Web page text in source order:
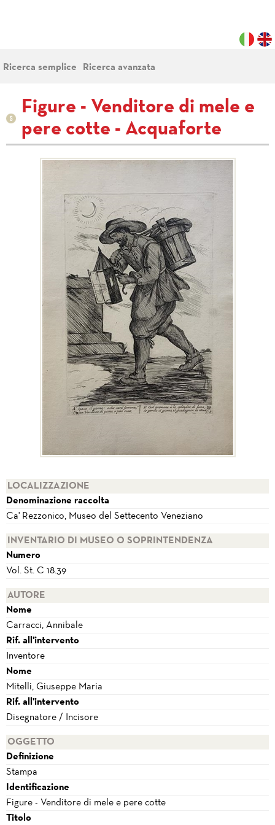
Ricerca semplice Ricerca avanzata
Figure - Venditore di mele e
pere cotte - Acquaforte
LOCALIZZAZIONE
Denominazione raccolta
Ca' Rezzonico, Museo del Settecento Veneziano
INVENTARIO DI MUSEO O SOPRINTENDENZA
Numero
Vol. St. C 18.39
AUTORE
Nome
Carracci, Annibale
Rif. all'intervento
Inventore
Nome
Mitelli, Giuseppe Maria
Rif. all'intervento
Disegnatore / Incisore
OGGETTO
Definizione
Stampa
Identificazione
Figure - Venditore di mele e pere cotte
Titolo